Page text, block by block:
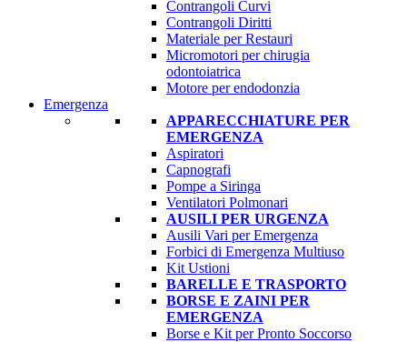
Contrangoli Curvi
Contrangoli Diritti
Materiale per Restauri
Micromotori per chirugia
odontoiatrica
Motore per endodonzia
Emergenza
APPARECCHIATURE PER
EMERGENZA
Aspiratori
Capnografi
Pompe a Siringa
Ventilatori Polmonari
AUSILI PER URGENZA
Ausili Vari per Emergenza
Forbici di Emergenza Multiuso
Kit Ustioni
BARELLE E TRASPORTO
BORSE E ZAINI PER
EMERGENZA
Borse e Kit per Pronto Soccorso